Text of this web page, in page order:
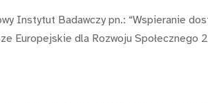
Instytut Badawczy pn.: “Wspieranie
Europejskie dla Rozwoju Społecznego